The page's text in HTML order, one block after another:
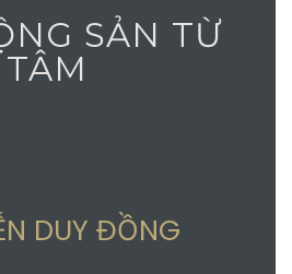
SẢN TỪ
TÂM
DUY ĐỒNG